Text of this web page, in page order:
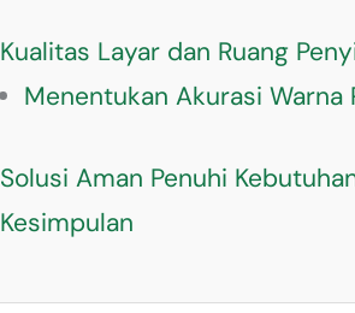
Kualitas Layar dan Ruang
Menentukan Akurasi Warna
Solusi Aman Penuhi
Kesimpulan